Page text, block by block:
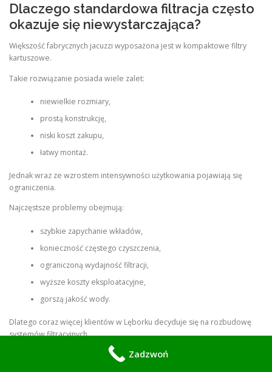
Dlaczego standardowa filtracja często
okazuje się niewystarczająca?
Większość fabrycznych jacuzzi wyposażona jest w kompaktowe filtry
kartuszowe.
Takie rozwiązanie posiada wiele zalet:
niewielkie rozmiary,
prostą konstrukcję,
niski koszt zakupu,
łatwy montaż.
Jednak wraz ze wzrostem intensywności użytkowania pojawiają się
ograniczenia.
Najczęstsze problemy obejmują:
szybkie zapychanie wkładów,
konieczność częstego czyszczenia,
ograniczoną wydajność filtracji,
wyższe koszty eksploatacyjne,
gorszą jakość wody.
Dlatego coraz więcej klientów w Lęborku decyduje się na rozbudowę
systemów filtracyjnych.
Filtracja klasy komercyjnej w
Zadzwoń